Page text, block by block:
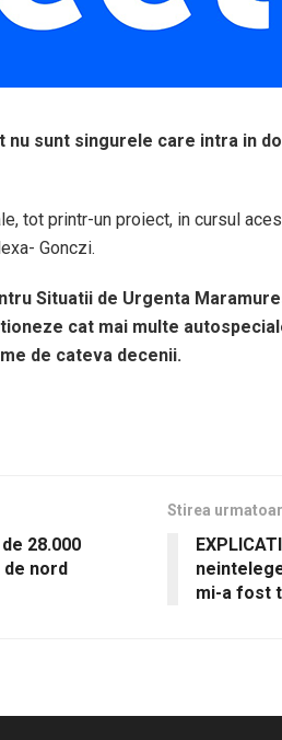
sunt singurele care intra in
tot printr-un proiect, in cursul
Gonczi.
Situatii de Urgenta
cat mai multe
de cateva decenii.
28.000
nord
Stirea
mi-a fost